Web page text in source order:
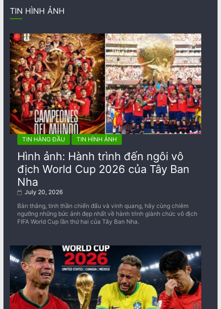
TIN HÌNH ẢNH
TIN HÀNG ĐẦU TIN HÌNH ẢNH
Hình ảnh: Hành trình đến ngôi vô
địch World Cup 2026 của Tây Ban
Nha
July 20, 2026
Bàn thắng, tinh thần chiến đấu và vinh quang, hãy cùng chiêm
ngưỡng những bức ảnh đẹp nhất về ​​hành trình giành chức vô địch
FIFA World Cup lần thứ hai của Tây Ban Nha.